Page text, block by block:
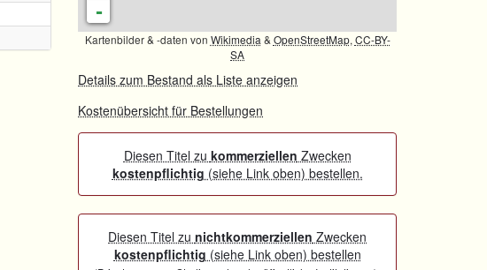
-
Kartenbilder & -daten von Wikimedia & OpenStreetMap, CC-BY-
SA
Details zum Bestand als Liste anzeigen
Kostenübersicht für Bestellungen
Diesen Titel zu kommerziellen Zwecken
kostenpflichtig (siehe Link oben) bestellen.
Diesen Titel zu nichtkommerziellen Zwecken
kostenpflichtig (siehe Link oben) bestellen